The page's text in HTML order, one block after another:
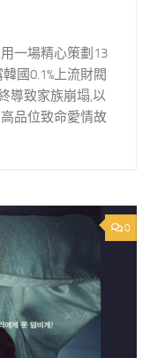
一場精心策劃13
國0.1%上流財閥
導致家族崩塌,以
品位致命愛情故
0